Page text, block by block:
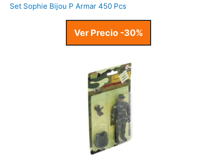
Set Sophie Bijou P Armar 450 Pcs
Ver Precio -30%